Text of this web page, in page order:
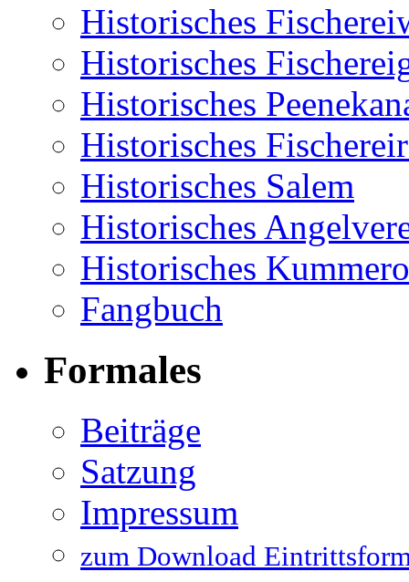
Historisches
Historisches
Historisches
Historisches
Historisches Salem
Historisches
Historisches
Fangbuch
Formales
Beiträge
Satzung
Impressum
zum Download